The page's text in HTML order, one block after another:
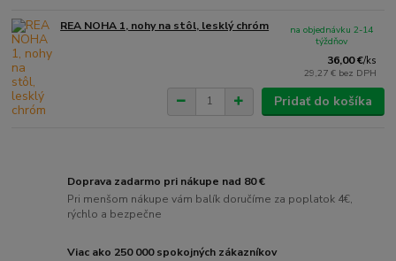
REA NOHA 1, nohy na stôl, lesklý chróm
36,00 €/ks
29,27 € bez DPH
na objednávku 2-14
týždňov
Pridať do košíka
Doprava zadarmo pri nákupe nad 80 €
Pri menšom nákupe vám balík doručíme za poplatok 4€,
rýchlo a bezpečne
Viac ako 250 000 spokojných zákazníkov